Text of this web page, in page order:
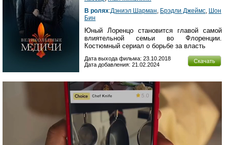
В ролях:Дэниэл Шарман Брэдли Джеймс Шон
Бин
Юный Лоренцо становится главой самой
влиятельной семьи во Флоренции.
Костюмный сериал о борьбе за власть
Скачать
Дата выхода фильма: 23.10.2018
Дата добавления: 21.02.2024